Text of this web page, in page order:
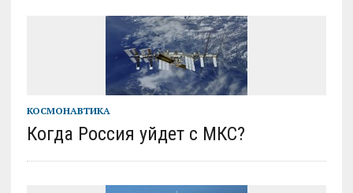
КОСМОНАВТИКА
Когда Россия уйдет с МКС?